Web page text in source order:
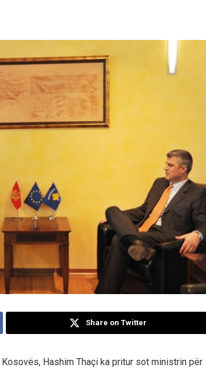
Share on Twitter
Hashim Thaçi ka pritur sot ministrin për